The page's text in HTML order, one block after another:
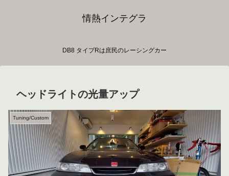
情熱インテグラ
DB8 タイプRは庶民のレーシングカー
ヘッドライトの光量アップ
Tuning/Custom